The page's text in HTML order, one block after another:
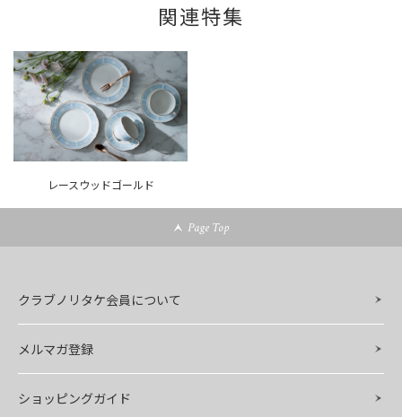
関連特集
レースウッドゴールド
Page Top
クラブノリタケ会員について
メルマガ登録
ショッピングガイド